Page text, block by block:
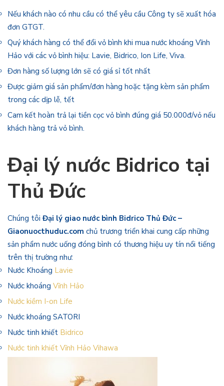
Nếu khách nào có nhu cầu có thể yêu cầu Công ty sẽ xuất hóa
đơn GTGT.
Quý khách hàng có thể đổi vỏ bình khi mua nước khoáng Vĩnh
Hảo với các vỏ bình hiệu: Lavie, Bidrico, Ion Life, Viva.
Đơn hàng số lượng lớn sẽ có giá sỉ tốt nhất
Được giảm giá sản phẩm/đơn hàng hoặc tặng kèm sản phẩm
trong các dịp lễ, tết
Cam kết hoàn trả lại tiền cọc vỏ bình đúng giá 50.000đ/vỏ nếu
khách hàng trả vỏ bình.
Đại lý nước Bidrico tại
Thủ Đức
Chúng tôi Đại lý giao nước bình Bidrico Thủ Đức –
Giaonuocthuduc.com chủ trương triển khai cung cấp những
sản phẩm nước uống đóng bình có thương hiệu uy tín nổi tiếng
trên thị trường như:
Nước Khoáng Lavie
Nước khoáng Vĩnh Hảo
Nước kiềm I-on Life
Nước khoáng SATORI
Nước tinh khiết Bidrico
Nước tinh khiết Vĩnh Hảo Vihawa